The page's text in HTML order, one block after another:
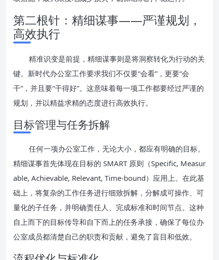
第二根针：精细谋事——严谨规划，
高效执行
精准识变是前提，精细谋事则是将洞察转化为行动的关
键。新时代办公室工作要求我们不仅要“会看”，更要“会
干”，并且要“干得好”。这意味着每一项工作都要经过严谨的
规划，并以精益求精的态度进行高效执行。
目标管理与任务拆解
任何一项办公室工作，无论大小，都应有明确的目标。
精细谋事首先体现在目标的 SMART 原则（Specific, Measur
able, Achievable, Relevant, Time-bound）应用上。在此基
础上，将复杂的工作任务进行细致拆解，分解成可操作、可
量化的子任务，并明确责任人、完成标准和时间节点。这种
自上而下的目标传导和自下而上的任务承接，确保了每位办
公室成员都清楚自己的职责和贡献，避免了盲目和低效。